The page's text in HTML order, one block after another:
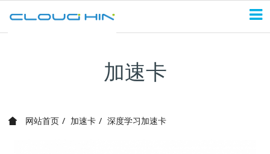
加速卡
网站首页 加速卡 深度学习加速卡